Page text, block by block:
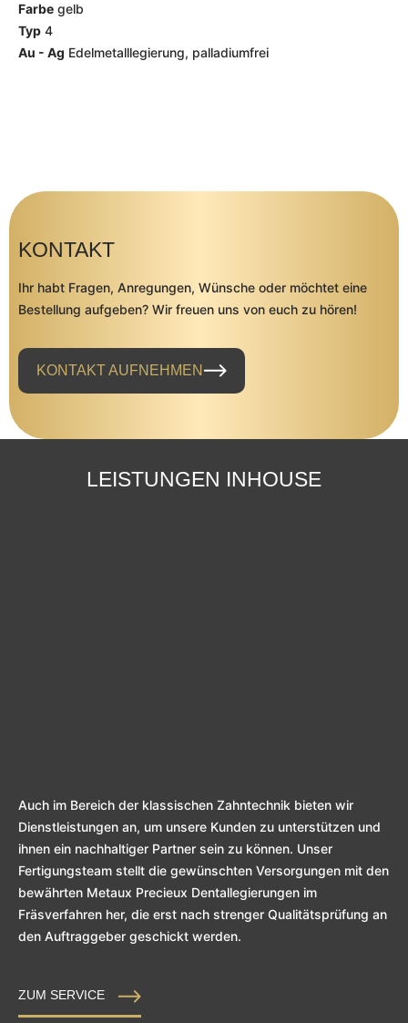
Farbe gelb
Typ 4
Au - Ag Edelmetalllegierung, palladiumfrei
KONTAKT
Ihr habt Fragen, Anregungen, Wünsche oder möchtet eine
Bestellung aufgeben? Wir freuen uns von euch zu hören!
KONTAKT AUFNEHMEN
LEISTUNGEN INHOUSE
Auch im Bereich der klassischen Zahntechnik bieten wir
Dienstleistungen an, um unsere Kunden zu unterstützen und
ihnen ein nachhaltiger Partner sein zu können. Unser
Fertigungsteam stellt die gewünschten Versorgungen mit den
bewährten Metaux Precieux Dentallegierungen im
Fräsverfahren her, die erst nach strenger Qualitätsprüfung an
den Auftraggeber geschickt werden.
ZUM SERVICE